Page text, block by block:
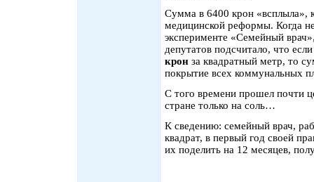
Сумма в 6400 крон «всплыла»,
медицинской реформы. Когда
эксперименте «Семейный
депутатов подсчитало, что
крон за квадратный метр, то
покрытие всех коммунальных
С того времени прошел почти
стране только на соль…
К сведению: семейный врач,
квадрат, в первый год своей
их поделить на 12 месяцев,